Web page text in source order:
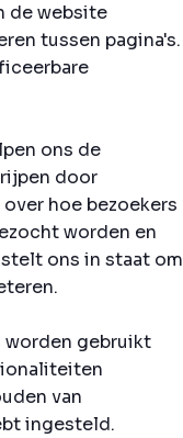
de website
tussen pagina's.
ons de
door
hoe bezoekers
worden en
ons in staat om
worden gebruikt
van
ingesteld.